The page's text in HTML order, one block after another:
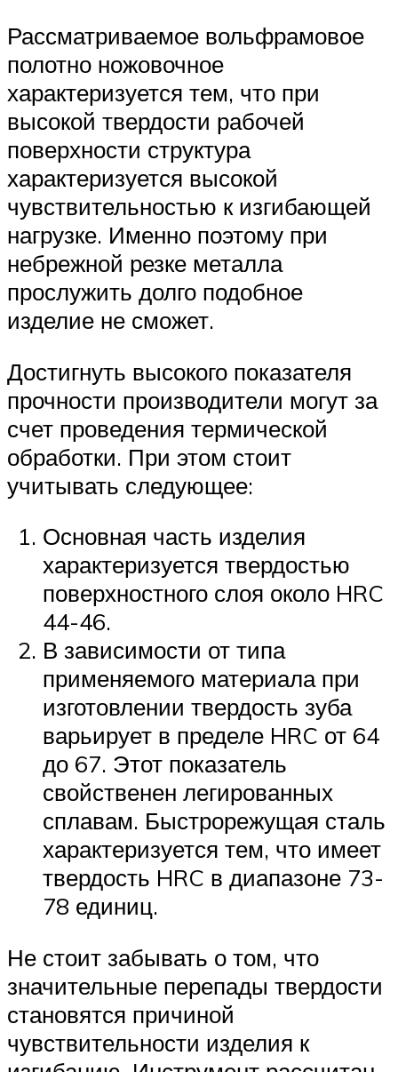
Рассматриваемое вольфрамовое
полотно ножовочное
характеризуется тем, что при
высокой твердости рабочей
поверхности структура
характеризуется высокой
чувствительностью к изгибающей
нагрузке. Именно поэтому при
небрежной резке металла
прослужить долго подобное
изделие не сможет.
Достигнуть высокого показателя
прочности производители могут за
счет проведения термической
обработки. При этом стоит
учитывать следующее:
Основная часть изделия
характеризуется твердостью
поверхностного слоя около HRC
44-46.
В зависимости от типа
применяемого материала при
изготовлении твердость зуба
варьирует в пределе HRC от 64
до 67. Этот показатель
свойственен легированных
сплавам. Быстрорежущая сталь
характеризуется тем, что имеет
твердость HRC в диапазоне 73-
78 единиц.
Не стоит забывать о том, что
значительные перепады твердости
становятся причиной
чувствительности изделия к